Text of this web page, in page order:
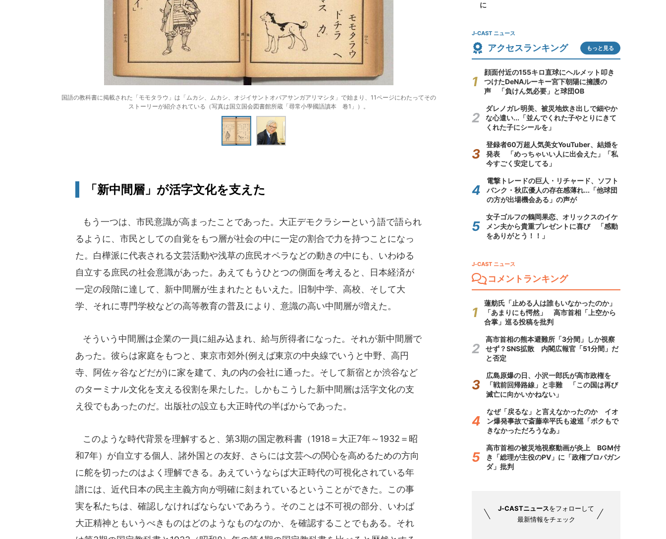
国語の教科書に掲載された「モモタラウ」は「ムカシ、ムカシ、オジイサントオバアサンガアリマシタ」で始まり、11ページにわたってその
ストーリーが紹介されている（写真は国立国会図書館所蔵「尋常小學國語讀本 卷1」）。
「新中間層」が活字文化を支えた
もう一つは、市民意識が高まったことであった。大正デモクラシーという語で語られ
るように、市民としての自覚をもつ層が社会の中に一定の割合で力を持つことになっ
た。白樺派に代表される文芸活動や浅草の庶民オペラなどの動きの中にも、いわゆる
自立する庶民の社会意識があった。あえてもうひとつの側面を考えると、日本経済が
一定の段階に達して、新中間層が生まれたともいえた。旧制中学、高校、そして大
学、それに専門学校などの高等教育の普及により、意識の高い中間層が増えた。
そういう中間層は企業の一員に組み込まれ、給与所得者になった。それが新中間層で
あった。彼らは家庭をもつと、東京市郊外(例えば東京の中央線でいうと中野、高円
寺、阿佐ヶ谷などだが)に家を建て、丸の内の会社に通った。そして新宿とか渋谷など
のターミナル文化を支える役割を果たした。しかもこうした新中間層は活字文化の支
え役でもあったのだ。出版社の設立も大正時代の半ばからであった。
このような時代背景を理解すると、第3期の国定教科書（1918＝大正7年～1932＝昭
和7年）が自立する個人、諸外国との友好、さらには文芸への関心を高めるための方向
に舵を切ったのはよく理解できる。あえていうならば大正時代の可視化されている年
譜には、近代日本の民主主義方向が明確に刻まれているということができた。この事
実を私たちは、確認しなければならないであろう。そのことは不可視の部分、いわば
大正精神ともいうべきものはどのようなものなのか、を確認することでもある。それ
に
J-CAST ニュース
アクセスランキング もっと見る
顔面付近の155キロ直球にヘルメット叩き
つけたDeNAルーキー宮下朝陽に擁護の
声 「負けん気必要」と球団OB
ダレノガレ明美、被災地炊き出しで細やか
な心遣い...「並んでくれた子やとりにきて
くれた子にシールを」
登録者60万超人気美女YouTuber、結婚を
発表 「めっちゃいい人に出会えた」「私
今すごく安定してる」
電撃トレードの巨人・リチャード、ソフト
バンク・秋広優人の存在感薄れ...「他球団
の方が出場機会ある」の声が
女子ゴルフの鶴岡果恋、オリックスのイケ
メン夫から貴重プレゼントに喜び 「感動
をありがとう！！」
J-CAST ニュース
コメントランキング
蓮舫氏「止める人は誰もいなかったのか」
「あまりにも愕然」 高市首相「上空から
合掌」巡る投稿を批判
高市首相の熊本避難所「3分間」しか視察
せず？SNS拡散 内閣広報官「51分間」だ
と否定
広島原爆の日、小沢一郎氏が高市政権を
「戦前回帰路線」と非難 「この国は再び
滅亡に向かいかねない」
なぜ「戻るな」と言えなかったのか イオ
ン爆発事故で斎藤幸平氏も逡巡「ボクもで
きなかっただろうなあ」
高市首相の被災地視察動画が炎上 BGM付
き「総理が主役のPV」に「政権プロパガン
ダ」批判
J-CASTニュースをフォローして
最新情報をチェック